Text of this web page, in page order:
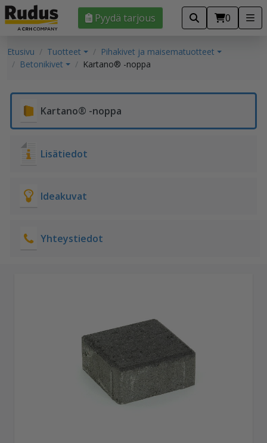
Pyydä tarjous 0
Etusivu Tuotteet
Pihakivet ja maisematuotteet
Betonikivet
Kartano® -noppa
Kartano® -noppa
Lisätiedot
Ideakuvat
Yhteystiedot